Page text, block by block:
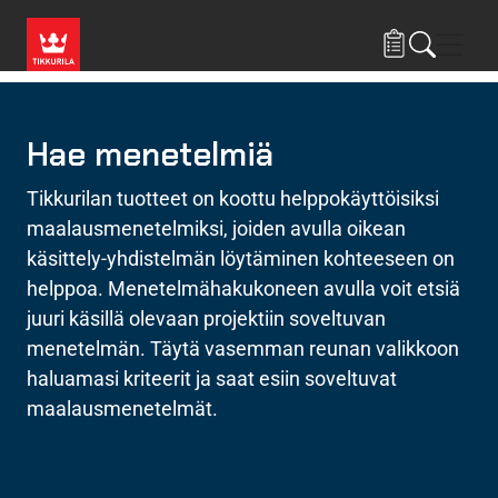
Hae menetelmiä
Tikkurilan tuotteet on koottu helppokäyttöisiksi
maalausmenetelmiksi, joiden avulla oikean
käsittely-yhdistelmän löytäminen kohteeseen on
helppoa. Menetelmähakukoneen avulla voit etsiä
juuri käsillä olevaan projektiin soveltuvan
menetelmän. Täytä vasemman reunan valikkoon
haluamasi kriteerit ja saat esiin soveltuvat
maalausmenetelmät.